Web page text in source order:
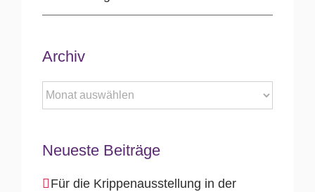
Archiv
Archiv
Neueste Beiträge
Für die Krippenausstellung in der